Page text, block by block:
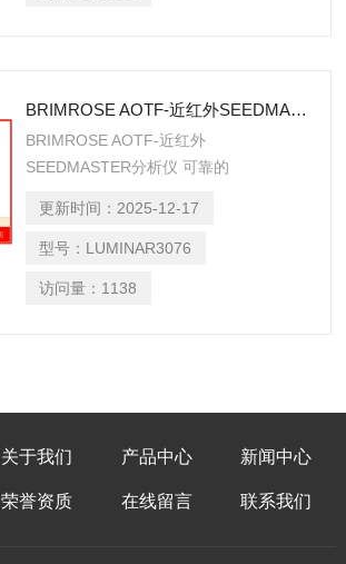
BRIMROSE AOTF-近红外SEEDMASTER分析仪
BRIMROSE AOTF-近红外
SEEDMASTER分析仪 可靠的
和*化学 计量学技术，每秒可收集高达
16,000波长的光谱数据。
更新时间： 2025-12-17
型号： LUMINAR3076
访问量： 1138
关于我们 产品中心 新闻中心
荣誉资质 在线留言 联系我们